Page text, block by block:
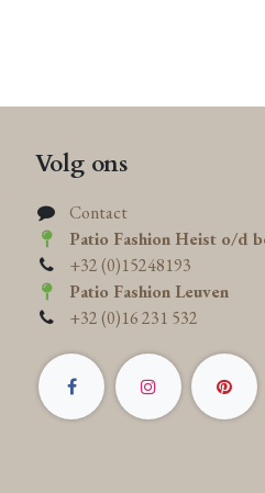
Volg ons
Contact
Patio Fashion Heist o/d
+32 (0)15248193
Patio Fashion Leuven
+32 (0)16 231 532